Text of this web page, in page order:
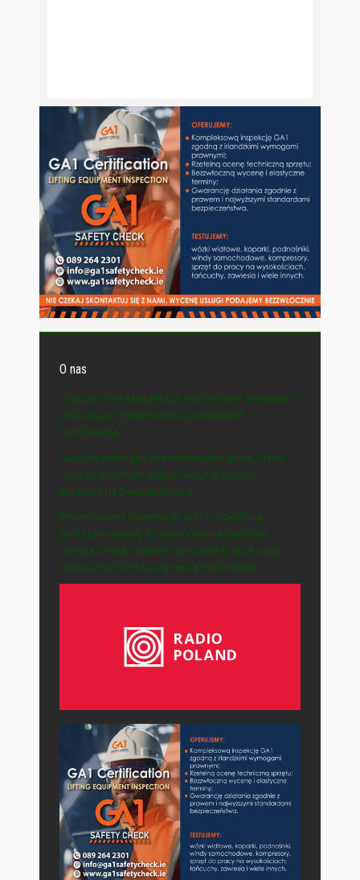
O nas
© WSZYSTKIE MATERIAŁY NA STRONIE WYDAWCY
„POLSKA-IE” CHRONIONE SĄ PRAWEM
AUTORSKIM.
Naszym celem jest prezentowanie spraw, które
mają bezpośredni wpływ na życie polskiej
emigracji na Zielonej Wyspie.
Prezentujemy informacje, które przybliżają
polityczne zasady funkcjonowania państwa,
opisują zasady działania gospodarki i pokazują
sprawy, na które każdy może mieć wpływ.